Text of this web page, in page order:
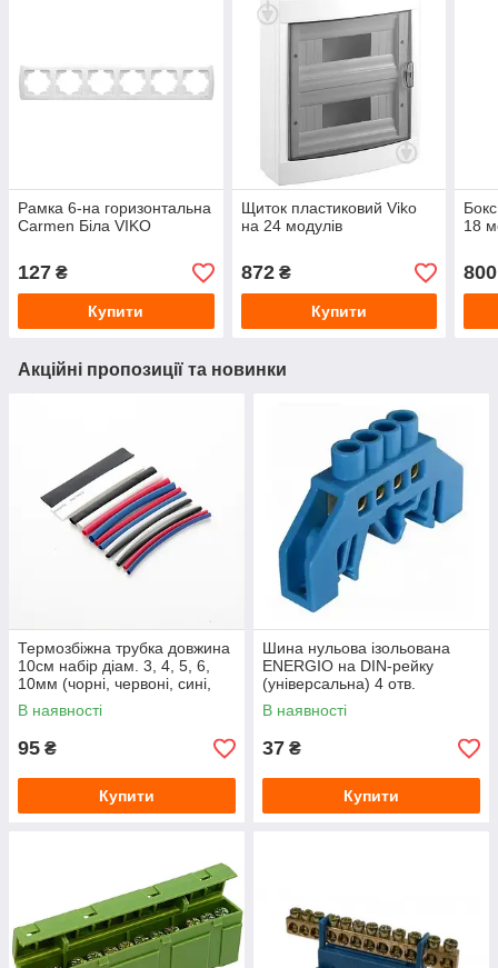
Рамка 6-на горизонтальна
Carmen Біла VIKO
127 ₴
Купити
Щиток пластиковий Viko
на 24 модулів
872₴
Купити
18
800
Акційні пропозиції та новинки
Термозбіжна трубка довжина
10см набір діам. 3, 4, 5, 6,
10мм (чорні, червоні, сині,
білі) (44шт) APRO
В наявності
95 ₴
Купити
Шина нульова ізольована
ENERGIO на DIN-рейку
(універсальна) 4 отв.
В наявності
37 ₴
Купити